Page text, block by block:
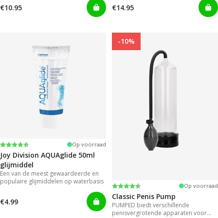
€10.95
te nemen met gels die onhandig en
rommelig zijn in gebruik.
€14.95
Beoordeling:
4.2 uit 5 sterren Op voorraad
Joy Division AQUAglide 50ml
glijmiddel
Een van de meest gewaardeerde en
populaire glijmiddelen op waterbasis
€4.99
-10%
Beoordeling:
4.3 uit 5 sterren Op voorraad
Classic Penis Pump
PUMPED biedt verschillende
penisvergrotende apparaten voor